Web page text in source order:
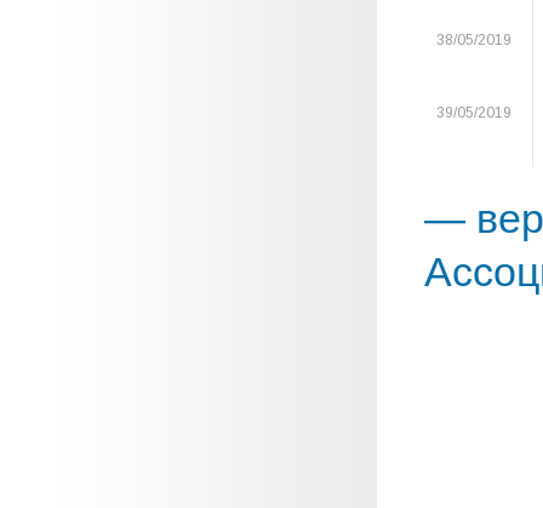
38/05/2019
39/05/2019
—